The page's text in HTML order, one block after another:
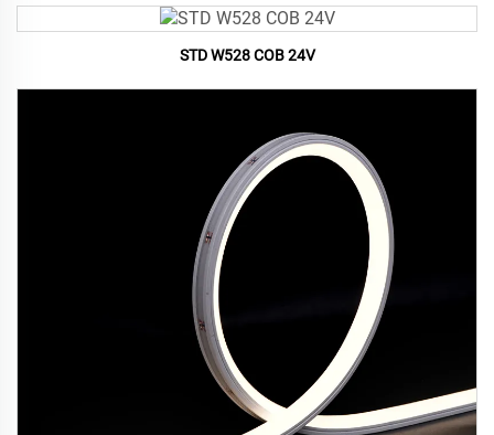
STD W528 COB 24V